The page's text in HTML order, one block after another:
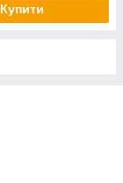
Купити